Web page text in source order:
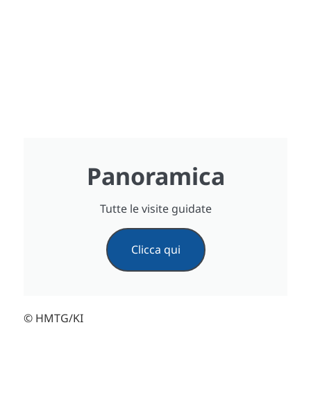
Panoramica
Tutte le visite guidate
Clicca qui
© HMTG/KI